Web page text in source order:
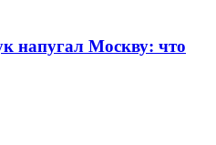
напугал Москву: что